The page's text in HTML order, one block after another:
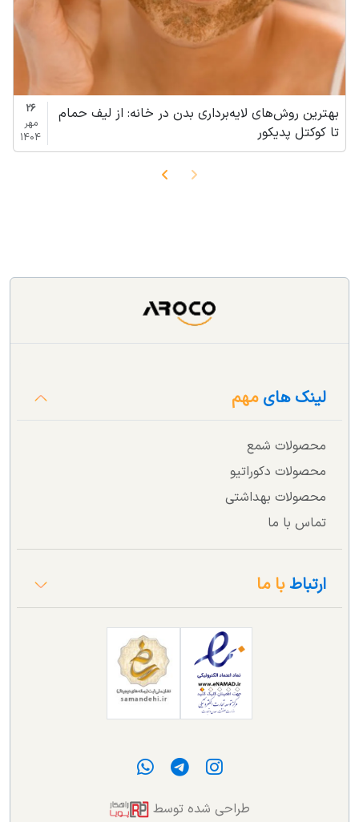
بهترین روش‌های لایه‌برداری بدن در خانه: از لیف حمام
تا کوکتل پدیکور
26
مهر
1404
لینک هایمهم
محصولات شمع
محصولات دکوراتیو
محصولات بهداشتی
تماس با ما
ارتباطبا ما
طراحی شده توسط